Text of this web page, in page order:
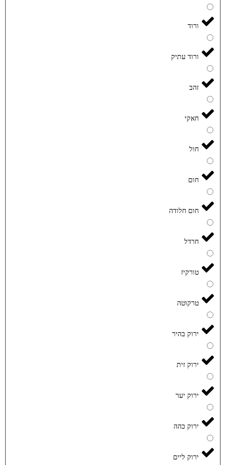
ורוד
ורוד עתיק
זהב
חאקי
חול
חום
חום חלודה
חרדל
טורקיז
טרקוטה
ירוק בהיר
ירוק זית
ירוק יער
ירוק כהה
ירוק ליים